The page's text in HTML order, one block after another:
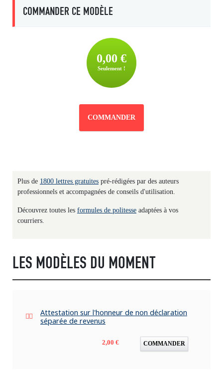
COMMANDER CE MODÈLE
0,00 €
Seulement !
COMMANDER
Plus de 1800 lettres gratuites pré-rédigées par des auteurs
professionnels et accompagnées de conseils d'utilisation.
Découvrez toutes les formules de politesse adaptées à vos
courriers.
LES MODÈLES DU MOMENT
Attestation sur l'honneur de non déclaration
séparée de revenus
Prix
2,00 € COMMANDER